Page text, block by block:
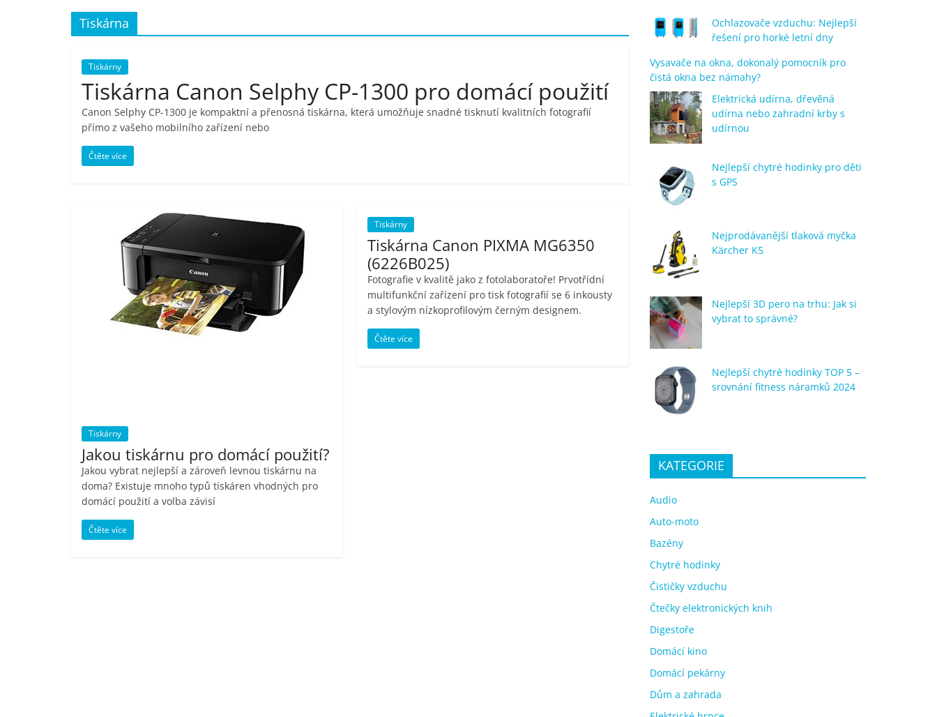
porovnání,
pračky,
televize,
notebooky,
telefony,
kávovary,
bazény
pračky,
televize,
notebooky,
mobilní
telefony,
kávovary,
bazény
Tiskárna
Tiskárny
Tiskárna Canon Selphy CP-1300 pro domácí použití
Canon Selphy CP-1300 je kompaktní a přenosná tiskárna, která umožňuje snadné tisknutí kvalitních fotografií
přímo z vašeho mobilního zařízení nebo
Čtěte více
Tiskárny
Jakou tiskárnu pro domácí použití?
Jakou vybrat nejlepší a zároveň levnou tiskárnu na
doma? Existuje mnoho typů tiskáren vhodných pro
domácí použití a volba závisí
Čtěte více
Tiskárny
Tiskárna Canon PIXMA MG6350
(6226B025)
Fotografie v kvalitě jako z fotolaboratoře! Prvotřídní
multifunkční zařízení pro tisk fotografií se 6 inkousty
a stylovým nízkoprofilovým černým designem.
Čtěte více
Ochlazovače vzduchu: Nejlepší
řešení pro horké letní dny
Vysavače na okna, dokonalý pomocník pro
čistá okna bez námahy?
Elektrická udírna, dřevěná
udírna nebo zahradní krby s
udírnou
Nejlepší chytré hodinky pro děti
s GPS
Nejprodávanější tlaková myčka
Kärcher K5
Nejlepší 3D pero na trhu: Jak si
vybrat to správné?
Nejlepší chytré hodinky TOP 5 –
srovnání fitness náramků 2024
KATEGORIE
Audio
Auto-moto
Bazény
Chytré hodinky
Čističky vzduchu
Čtečky elektronických knih
Digestoře
Domácí kino
Domácí pekárny
Dům a zahrada